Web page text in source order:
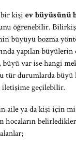
bir kişi ev büyüsünü
öğrenebilir.
büyüyü bozma
yapılan büyülerin
var ise hangi
tür durumlarda
iletişime geçilebilir.
aile ya da kişi için mi
hocaların